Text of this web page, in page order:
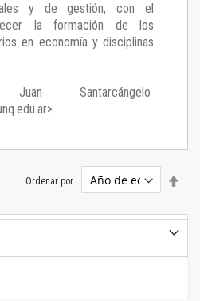
y de gestión, con el
la formación de los
en economía y disciplinas
Santarcángelo
Ordenar por